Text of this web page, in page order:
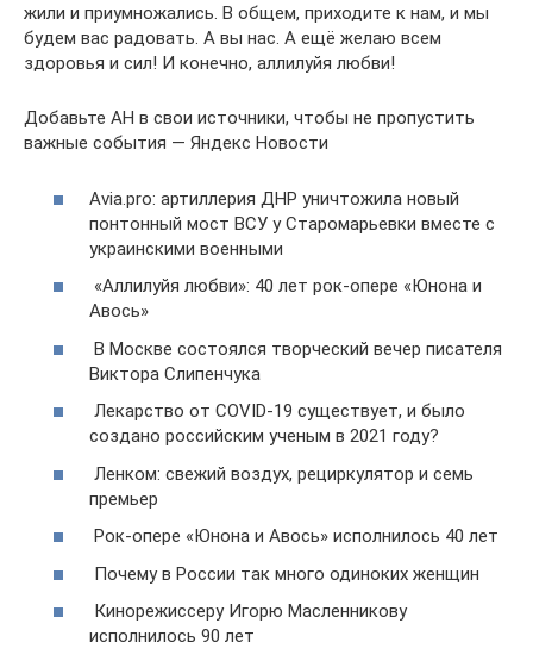
жили и приумножались. В общем, приходите к нам, и мы
будем вас радовать. А вы нас. А ещё желаю всем
здоровья и сил! И конечно, аллилуйя любви!
Добавьте АН в свои источники, чтобы не пропустить
важные события — Яндекс Новости
Avia.pro: артиллерия ДНР уничтожила новый
понтонный мост ВСУ у Старомарьевки вместе с
украинскими военными
«Аллилуйя любви»: 40 лет рок-опере «Юнона и
Авось»
В Москве состоялся творческий вечер писателя
Виктора Слипенчука
Лекарство от COVID-19 существует, и было
создано российским ученым в 2021 году?
Ленком: свежий воздух, рециркулятор и семь
премьер
Рок-опере «Юнона и Авось» исполнилось 40 лет
Почему в России так много одиноких женщин
Кинорежиссеру Игорю Масленникову
исполнилось 90 лет